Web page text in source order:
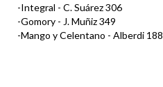
-Integral - C. Suárez 306
-Gomory - J. Muñiz 349
-Mango y Celentano - Alberdi 188